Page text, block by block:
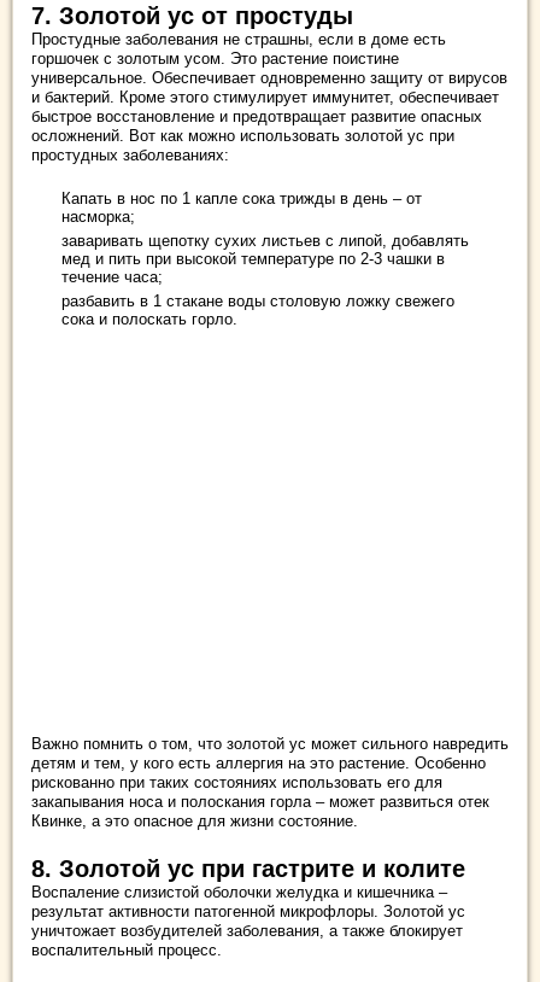
7. Золотой ус от простуды
Простудные заболевания не страшны, если в доме есть
горшочек с золотым усом. Это растение поистине
универсальное. Обеспечивает одновременно защиту от вирусов
и бактерий. Кроме этого стимулирует иммунитет, обеспечивает
быстрое восстановление и предотвращает развитие опасных
осложнений. Вот как можно использовать золотой ус при
простудных заболеваниях:
Капать в нос по 1 капле сока трижды в день – от
насморка;
заваривать щепотку сухих листьев с липой, добавлять
мед и пить при высокой температуре по 2-3 чашки в
течение часа;
разбавить в 1 стакане воды столовую ложку свежего
сока и полоскать горло.
Важно помнить о том, что золотой ус может сильного навредить
детям и тем, у кого есть аллергия на это растение. Особенно
рискованно при таких состояниях использовать его для
закапывания носа и полоскания горла – может развиться отек
Квинке, а это опасное для жизни состояние.
8. Золотой ус при гастрите и колите
Воспаление слизистой оболочки желудка и кишечника –
результат активности патогенной микрофлоры. Золотой ус
уничтожает возбудителей заболевания, а также блокирует
воспалительный процесс.